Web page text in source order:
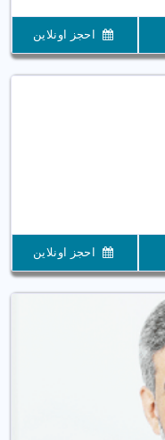
احجز اونلاين
احجز اونلاين